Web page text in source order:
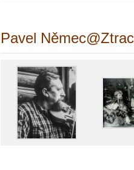
Pavel